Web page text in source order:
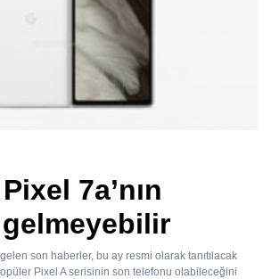
7a’nın
gelmeyebilir
son haberler, bu ay resmi olarak tanıtılacak
Pixel A serisinin son telefonu olabileceğini